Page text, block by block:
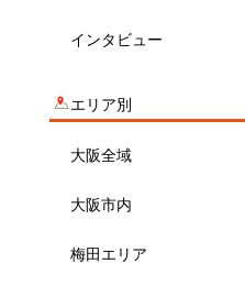
インタビュー
エリア別
大阪全域
大阪市内
梅田エリア